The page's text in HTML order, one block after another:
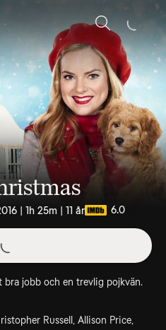
Sök
| 1h 25m | 11 år 6.0
jobb och en trevlig pojkvän.
Russell, Allison Price,